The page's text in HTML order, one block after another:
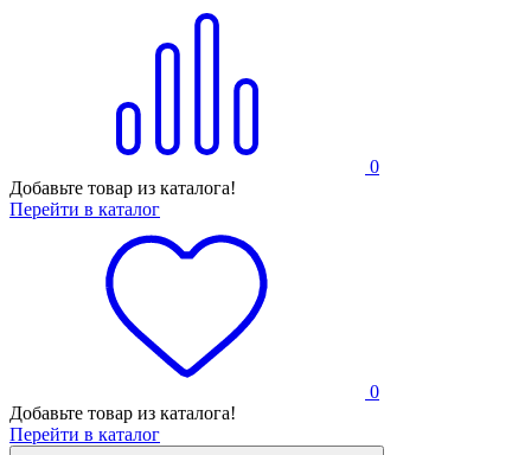
0
Добавьте товар из каталога!
Перейти в каталог
0
Добавьте товар из каталога!
Перейти в каталог